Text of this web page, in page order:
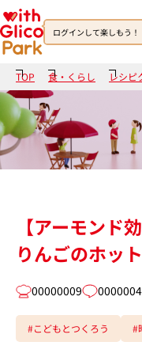
ログインして楽しもう！
TOP 食・くらし レシピ
【アーモンド
りんごのホッ
00000009
#こどもとつくろう #